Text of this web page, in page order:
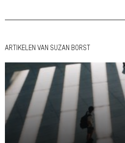
ARTIKELEN VAN SUZAN BORST